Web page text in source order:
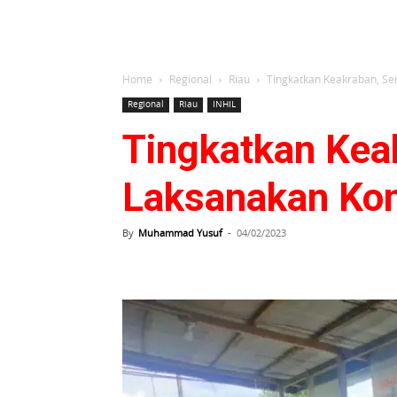
Home Regional Riau Tingkatkan Keakraban,
Regional Riau INHIL
Tingkatkan
Laksanakan
By Muhammad Yusuf - 04/02/2023